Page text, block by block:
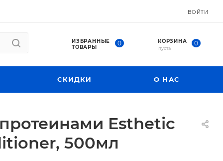
ВОЙТИ
ИЗБРАННЫЕ
ТОВАРЫ
0 КОРЗИНА 0
пуста
СКИДКИ О НАС
Esthetic
500мл